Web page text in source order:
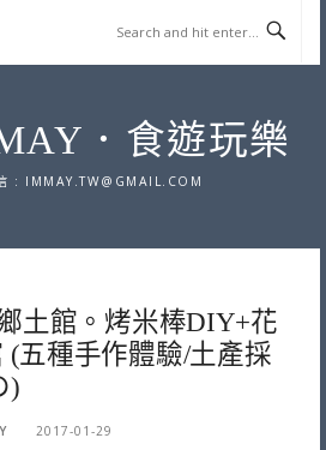
．食遊玩樂
: IMMAY.TW@GMAIL.COM
土館。烤米棒DIY+花
(五種手作體驗/土產採
)
2017-01-29